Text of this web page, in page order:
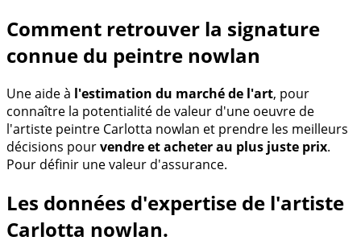
Comment retrouver la signature
connue du peintre nowlan
Une aide à l'estimation du marché de l'art, pour
connaître la potentialité de valeur d'une oeuvre de
l'artiste peintre Carlotta nowlan et prendre les meilleurs
décisions pourvendre et acheter au plus juste prix.
Pour définir une valeur d'assurance.
Les données d'expertise de l'artiste
Carlotta nowlan.